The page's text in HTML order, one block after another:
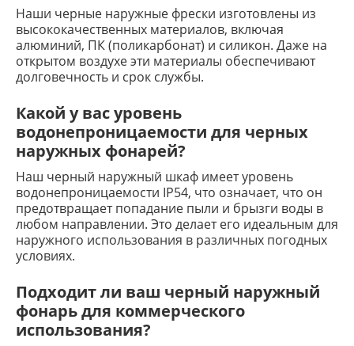
Наши черные наружные фрески изготовлены из
высококачественных материалов, включая
алюминий, ПК (поликарбонат) и силикон. Даже на
открытом воздухе эти материалы обеспечивают
долговечность и срок службы.
Какой у вас уровень
водонепроницаемости для черных
наружных фонарей?
Наш черный наружный шкаф имеет уровень
водонепроницаемости IP54, что означает, что он
предотвращает попадание пыли и брызги воды в
любом направлении. Это делает его идеальным для
наружного использования в различных погодных
условиях.
Подходит ли ваш черный наружный
фонарь для коммерческого
использования?